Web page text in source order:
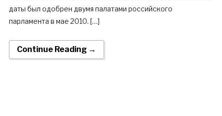
даты был одобрен двумя палатами российского
парламента в мае 2010. […]
Continue Reading →